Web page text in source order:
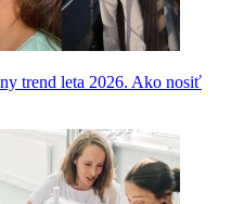
trend leta 2026. Ako nosiť